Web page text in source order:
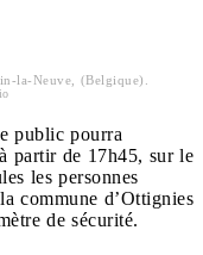
la-Neuve, (Belgique).
public pourra
partir de 17h45, sur le
les personnes
commune d’Ottignies
de sécurité.